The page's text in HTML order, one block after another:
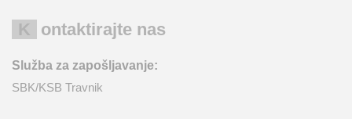
Kontaktirajte nas
Služba za zapošljavanje:
SBK/KSB Travnik